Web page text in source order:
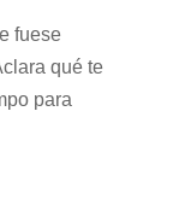
fuese
qué te
para